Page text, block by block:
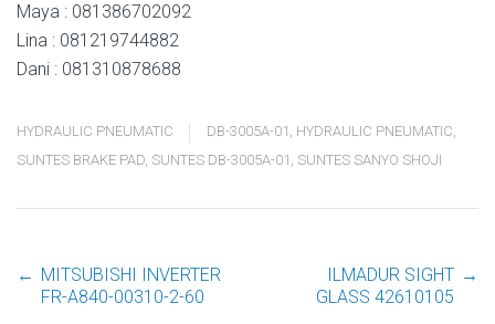
Maya : 081386702092
Lina : 081219744882
Dani : 081310878688
HYDRAULIC PNEUMATIC DB-3005A-01 , HYDRAULIC PNEUMATIC,
SUNTES BRAKE PAD, SUNTES DB-3005A-01 , SUNTES SANYO SHOJI
Post
← MITSUBISHI INVERTER
FR-A840-00310-2-60
ILMADUR SIGHT
GLASS 42610105
→